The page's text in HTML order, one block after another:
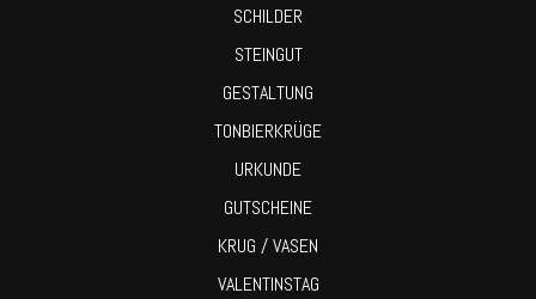
SCHILDER
STEINGUT
GESTALTUNG
TONBIERKRÜGE
URKUNDE
GUTSCHEINE
KRUG / VASEN
VALENTINSTAG